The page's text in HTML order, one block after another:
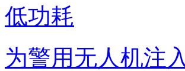
低功耗
为警用无人机注